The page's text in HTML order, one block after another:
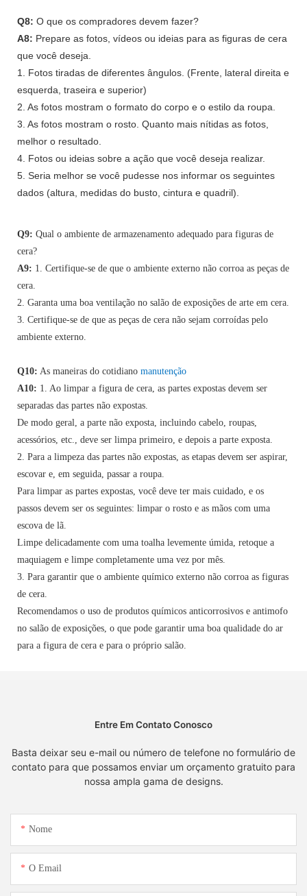
Q8: O que os compradores devem fazer?
A8: Prepare as fotos, vídeos ou ideias para as figuras de cera
que você deseja.
1. Fotos tiradas de diferentes ângulos. (Frente, lateral direita e
esquerda, traseira e superior)
2. As fotos mostram o formato do corpo e o estilo da roupa.
3. As fotos mostram o rosto. Quanto mais nítidas as fotos,
melhor o resultado.
4. Fotos ou ideias sobre a ação que você deseja realizar.
5. Seria melhor se você pudesse nos informar os seguintes
dados (altura, medidas do busto, cintura e quadril).
Q9: Qual o ambiente de armazenamento adequado para figuras de
cera?
A9: 1. Certifique-se de que o ambiente externo não corroa as peças de
cera.
2. Garanta uma boa ventilação no salão de exposições de arte em cera.
3. Certifique-se de que as peças de cera não sejam corroídas pelo
ambiente externo.
Q10: As maneiras do cotidiano manutenção
A10: 1. Ao limpar a figura de cera, as partes expostas devem ser
separadas das partes não expostas.
De modo geral, a parte não exposta, incluindo cabelo, roupas,
acessórios, etc., deve ser limpa primeiro, e depois a parte exposta.
2. Para a limpeza das partes não expostas, as etapas devem ser aspirar,
escovar e, em seguida, passar a roupa.
Para limpar as partes expostas, você deve ter mais cuidado, e os
passos devem ser os seguintes: limpar o rosto e as mãos com uma
escova de lã.
Limpe delicadamente com uma toalha levemente úmida, retoque a
maquiagem e limpe completamente uma vez por mês.
3. Para garantir que o ambiente químico externo não corroa as figuras
de cera.
Recomendamos o uso de produtos químicos anticorrosivos e antimofo
no salão de exposições, o que pode garantir uma boa qualidade do ar
para a figura de cera e para o próprio salão.
Entre Em Contato Conosco
Basta deixar seu e-mail ou número de telefone no formulário de
contato para que possamos enviar um orçamento gratuito para
nossa ampla gama de designs.
Nome
O Email